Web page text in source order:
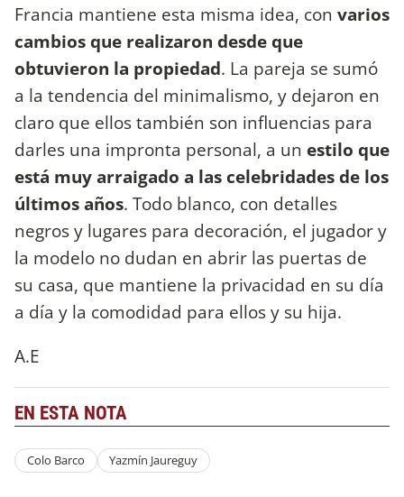
Francia mantiene esta misma idea, con varios
cambios que realizaron desde que
obtuvieron la propiedad. La pareja se sumó
a la tendencia del minimalismo, y dejaron en
claro que ellos también son influencias para
darles una impronta personal, a un estilo que
está muy arraigado a las celebridades de los
últimos años. Todo blanco, con detalles
negros y lugares para decoración, el jugador y
la modelo no dudan en abrir las puertas de
su casa, que mantiene la privacidad en su día
a día y la comodidad para ellos y su hija.
A.E
EN ESTA NOTA
Colo Barco Yazmín Jaureguy